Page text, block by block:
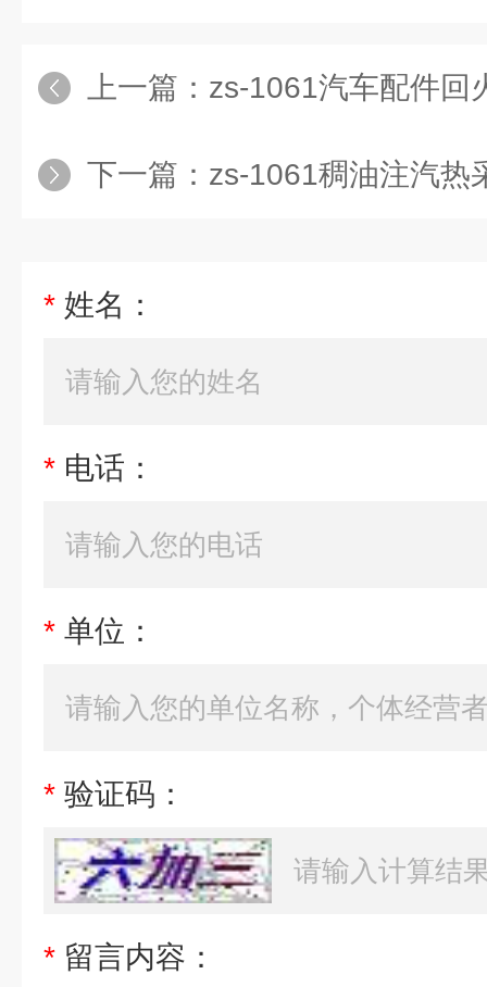
上一篇： zs-1061汽车配件回火炉耐
下一篇： zs-1061稠油注汽热采隔热
* 姓名：
* 电话：
* 单位：
* 验证码：
* 留言内容：